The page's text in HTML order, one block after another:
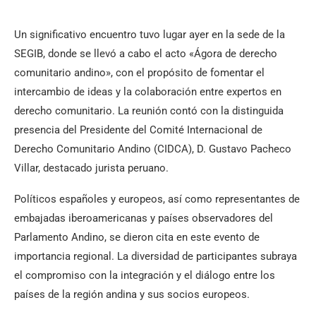
Un significativo encuentro tuvo lugar ayer en la sede de la
SEGIB, donde se llevó a cabo el acto «Ágora de derecho
comunitario andino», con el propósito de fomentar el
intercambio de ideas y la colaboración entre expertos en
derecho comunitario. La reunión contó con la distinguida
presencia del Presidente del Comité Internacional de
Derecho Comunitario Andino (CIDCA), D. Gustavo Pacheco
Villar, destacado jurista peruano.
Políticos españoles y europeos, así como representantes de
embajadas iberoamericanas y países observadores del
Parlamento Andino, se dieron cita en este evento de
importancia regional. La diversidad de participantes subraya
el compromiso con la integración y el diálogo entre los
países de la región andina y sus socios europeos.